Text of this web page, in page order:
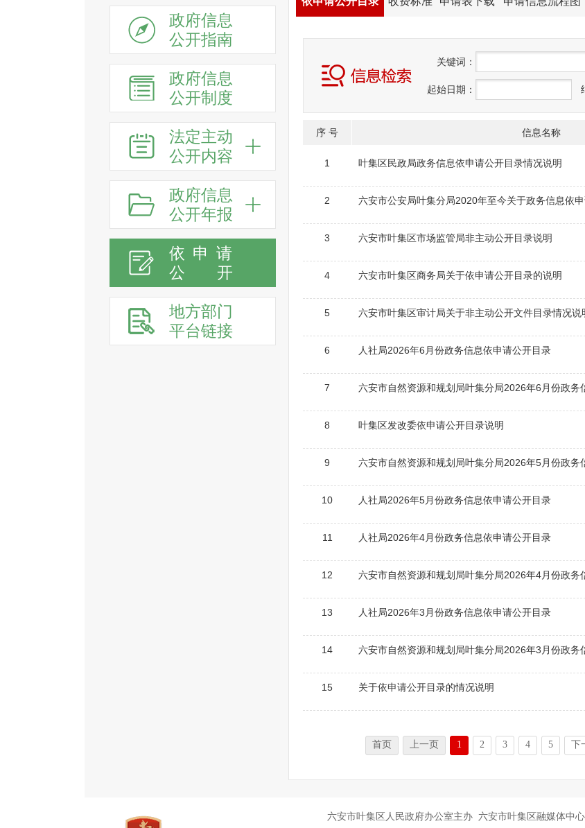
政府信息
公开指南
政府信息
公开制度
法定主动
公开内容
政府信息
公开年报
依申请
公
开
地方部门
平台链接
关键词：
起始日期：
序 号 信息名称
1 叶集区民政局政务信息依申请公开目录情况说明
2 六安市公安局叶集分局2020年至今关于政务信息依
3 六安市叶集区市场监管局非主动公开目录说明
4 六安市叶集区商务局关于依申请公开目录的说明
5 六安市叶集区审计局关于非主动公开文件目录情况说
6 人社局2026年6月份政务信息依申请公开目录
7 六安市自然资源和规划局叶集分局2026年6月份政务
8 叶集区发改委依申请公开目录说明
9 六安市自然资源和规划局叶集分局2026年5月份政务
10 人社局2026年5月份政务信息依申请公开目录
11 人社局2026年4月份政务信息依申请公开目录
12 六安市自然资源和规划局叶集分局2026年4月份政务
13 人社局2026年3月份政务信息依申请公开目录
14 六安市自然资源和规划局叶集分局2026年3月份政务
15 关于依申请公开目录的情况说明
首页 上一页 1 2 3 4 5 下
六安市叶集区人民政府办公室主办 六安市叶集区融媒体中